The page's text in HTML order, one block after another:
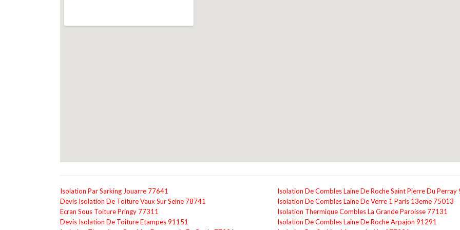
Isolation Par Sarking Jouarre 77641
Devis Isolation De Toiture Vaux Sur Seine 78741
Ecran Sous Toiture Pringy 77311
Devis Isolation De Toiture Etampes 91151
Isolation De Combles Laine De Roche Saint Pierre Du Perray
Isolation De Combles Laine De Verre 1 Paris 13eme 75013
Isolation Thermique Combles La Grande Paroisse 77131
Isolation De Combles Laine De Roche Arpajon 91291